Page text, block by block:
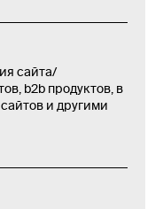
сайта/
b2b продуктов, в
и другими